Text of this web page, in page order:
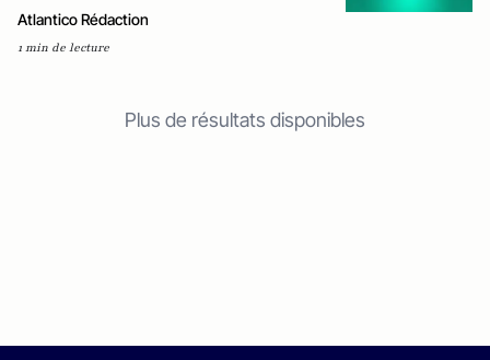
Atlantico Rédaction
1 min de lecture
Plus de résultats disponibles